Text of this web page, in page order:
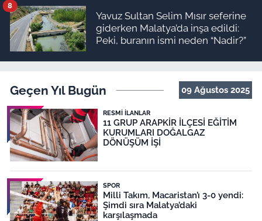
Yavuz Sultan Selim Mısır seferine
giderken Malatya’da inşa edildi:
Peki, buranın ismi neden “Nadir?”
8
Geçen Yıl Bugün 09 Ağustos 2025
RESMI İLANLAR
11 GRUP ARAPKİR İLÇESİ EĞİTİM
KURUMLARI DOĞALGAZ
DÖNÜŞÜM İŞİ
SPOR
Milli Takım, Macaristan’ı 3-0 yendi:
Şimdi sıra Malatya’daki
karşılaşmada